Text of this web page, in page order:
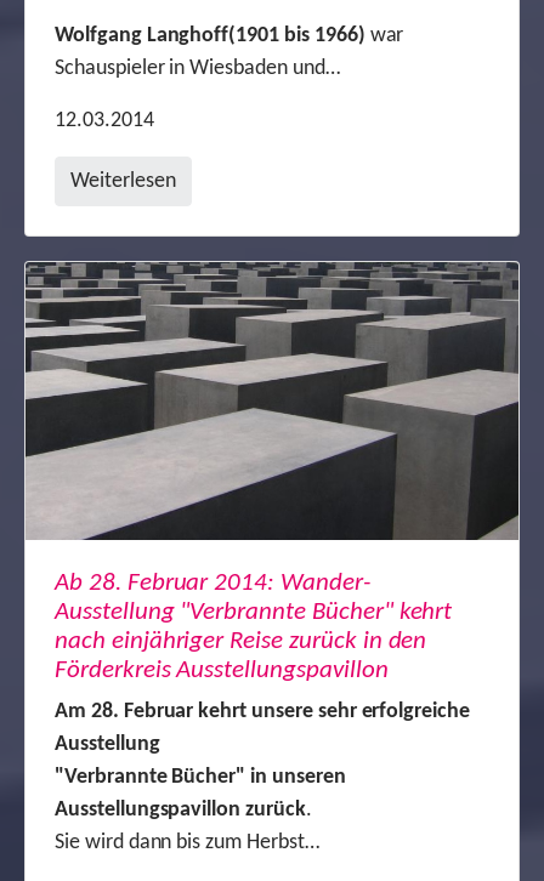
Wolfgang Langhoff(1901 bis 1966) war
Schauspieler in Wiesbaden und…
12.03.2014
Weiterlesen
Ab 28. Februar 2014: Wander-
Ausstellung "Verbrannte Bücher" kehrt
nach einjähriger Reise zurück in den
Förderkreis Ausstellungspavillon
Am 28. Februar kehrt unsere sehr erfolgreiche
Ausstellung
"Verbrannte Bücher" in unseren
Ausstellungspavillon zurück.
Sie wird dann bis zum Herbst…